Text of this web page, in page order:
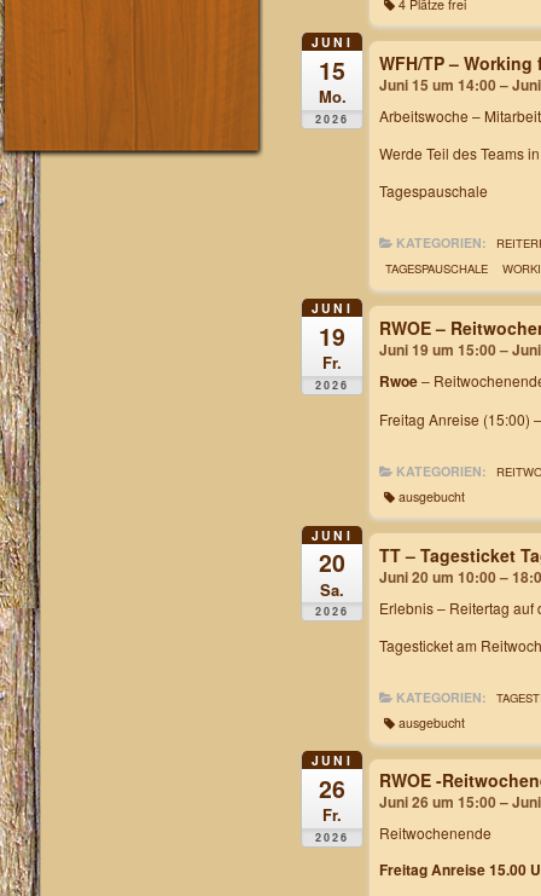
4 Plätze frei
JUNI
15
Mo.
2026
WFH/TP –
Juni 15 um 14:00 –
Arbeitswoche –
Werde Teil des Teams
Tagespauschale
KATEGORIEN:
TAGESPAUSCHALE
JUNI
19
Fr.
2026
RWOE –
Juni 19 um 15:00 –
Rwoe–
Freitag Anreise (15:00)
KATEGORIEN:
ausgebucht
JUNI
20
Sa.
2026
TT – Tagesticket
Juni 20 um 10:00 –
Erlebnis – Reitertag auf
Tagesticket am
KATEGORIEN:
ausgebucht
JUNI
26
Fr.
2026
RWOE -
Juni 26 um 15:00 –
Reitwochenende
Freitag Anreise 15.00